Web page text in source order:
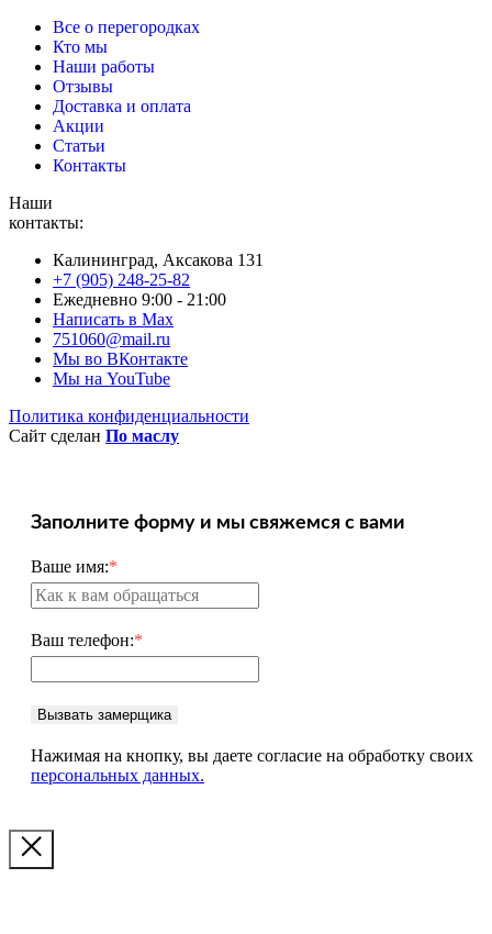
Все о перегородках
Кто мы
Наши работы
Отзывы
Доставка и оплата
Акции
Статьи
Контакты
Наши
контакты:
Калининград, Аксакова 131
+7 (905) 248-25-82
Ежедневно 9:00 - 21:00
Написать в Max
751060@mail.ru
Мы во ВКонтакте
Мы на YouTube
Политика конфиденциальности
Сайт сделан По маслу
Заполните форму и мы свяжемся с вами
Ваше имя:*
Ваш телефон:*
Вызвать замерщика
Нажимая на кнопку, вы даете согласие на обработку своих
персональных данных.